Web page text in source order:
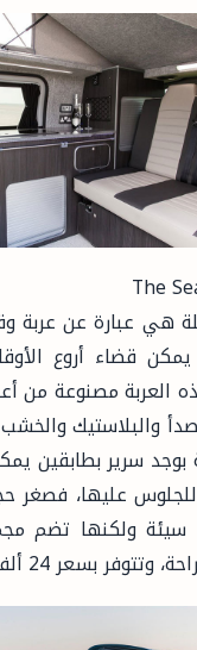
هي عبارة عن عربة
قضاء أروع
العربة مصنوعة من
والبلاستيك والخشب
بوجد سرير بطابقين
عليها، فصغر
سيئة ولكنها تضم
بسعر 24 ألف دولار .